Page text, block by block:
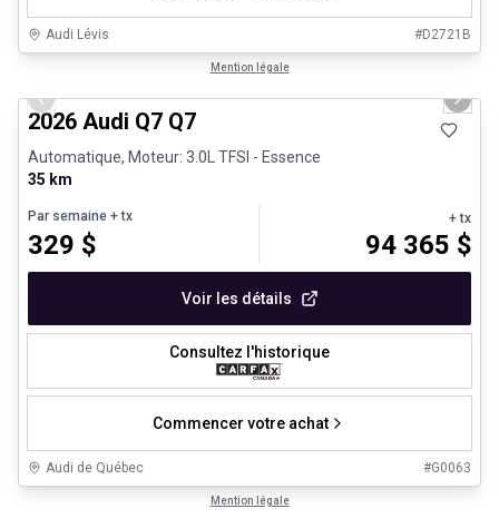
Audi Lévis #D2721B
Mention légale
Previous slide Next
2026 Audi Q7 Q7
Automatique, Moteur: 3.0L TFSI - Essence
35 km
Par semaine + tx
329 $
+ tx
94 365 $
Voir les détails
Consultez l'historique
Commencer votre achat
Audi de Québec #G0063
Mention légale
Véhicules d'occasion certifiés